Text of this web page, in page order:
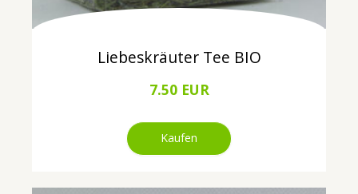
Liebeskräuter Tee BIO
7.50 EUR
Kaufen